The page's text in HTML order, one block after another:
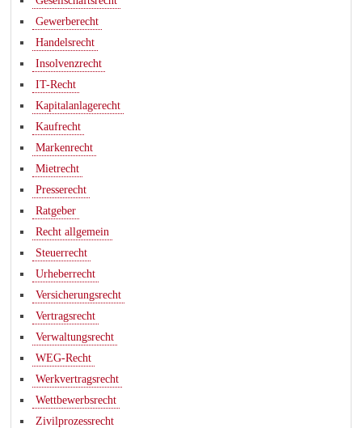
Gewerberecht
Handelsrecht
Insolvenzrecht
IT-Recht
Kapitalanlagerecht
Kaufrecht
Markenrecht
Mietrecht
Presserecht
Ratgeber
Recht allgemein
Steuerrecht
Urheberrecht
Versicherungsrecht
Vertragsrecht
Verwaltungsrecht
WEG-Recht
Werkvertragsrecht
Wettbewerbsrecht
Zivilprozessrecht